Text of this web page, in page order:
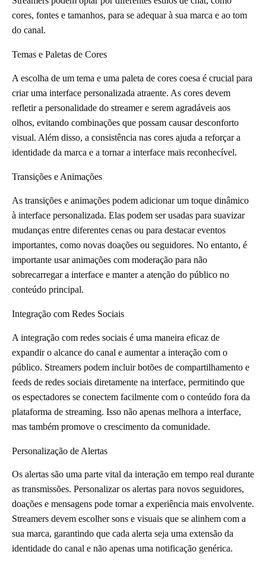
cores, fontes e tamanhos, para se adequar à sua marca e ao tom
do canal.
Temas e Paletas de Cores
A escolha de um tema e uma paleta de cores coesa é crucial para
criar uma interface personalizada atraente. As cores devem
refletir a personalidade do streamer e serem agradáveis aos
olhos, evitando combinações que possam causar desconforto
visual. Além disso, a consistência nas cores ajuda a reforçar a
identidade da marca e a tornar a interface mais reconhecível.
Transições e Animações
As transições e animações podem adicionar um toque dinâmico
à interface personalizada. Elas podem ser usadas para suavizar
mudanças entre diferentes cenas ou para destacar eventos
importantes, como novas doações ou seguidores. No entanto, é
importante usar animações com moderação para não
sobrecarregar a interface e manter a atenção do público no
conteúdo principal.
Integração com Redes Sociais
A integração com redes sociais é uma maneira eficaz de
expandir o alcance do canal e aumentar a interação com o
público. Streamers podem incluir botões de compartilhamento e
feeds de redes sociais diretamente na interface, permitindo que
os espectadores se conectem facilmente com o conteúdo fora da
plataforma de streaming. Isso não apenas melhora a interface,
mas também promove o crescimento da comunidade.
Personalização de Alertas
Os alertas são uma parte vital da interação em tempo real durante
as transmissões. Personalizar os alertas para novos seguidores,
doações e mensagens pode tornar a experiência mais envolvente.
Streamers devem escolher sons e visuais que se alinhem com a
sua marca, garantindo que cada alerta seja uma extensão da
identidade do canal e não apenas uma notificação genérica.